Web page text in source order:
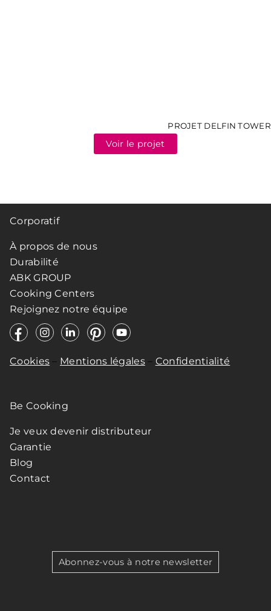
PROJET DELFIN TOWER
Voir le projet
Corporatif
À propos de nous
Durabilité
ABK GROUP
Cooking Centers
Rejoignez notre équipe
Cookies – Mentions légales– Confidentialité
Be Cooking
Je veux devenir distributeur
Garantie
Blog
Contact
Abonnez-vous à notre newsletter